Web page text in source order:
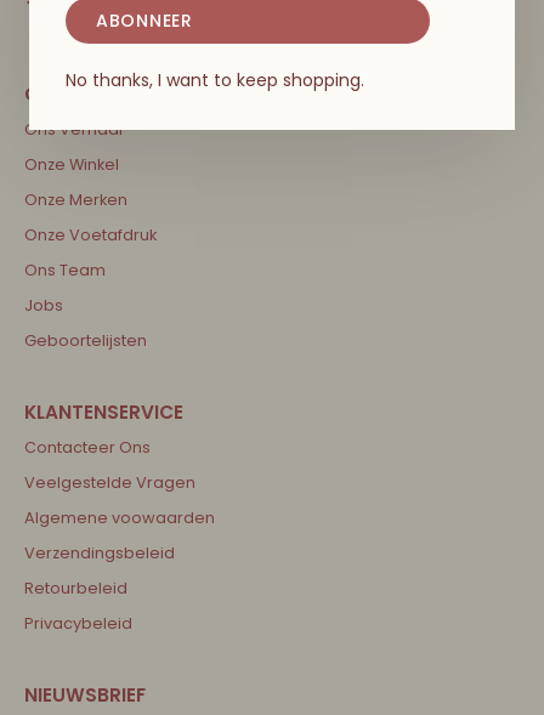
Ons Verhaal
Onze Winkel
Onze Merken
Onze Voetafdruk
Ons Team
Jobs
Geboortelijsten
Contacteer Ons
Veelgestelde Vragen
Algemene voowaarden
Verzendingsbeleid
Retourbeleid
Privacybeleid
ABONNEER
No thanks, I want to keep shopping.